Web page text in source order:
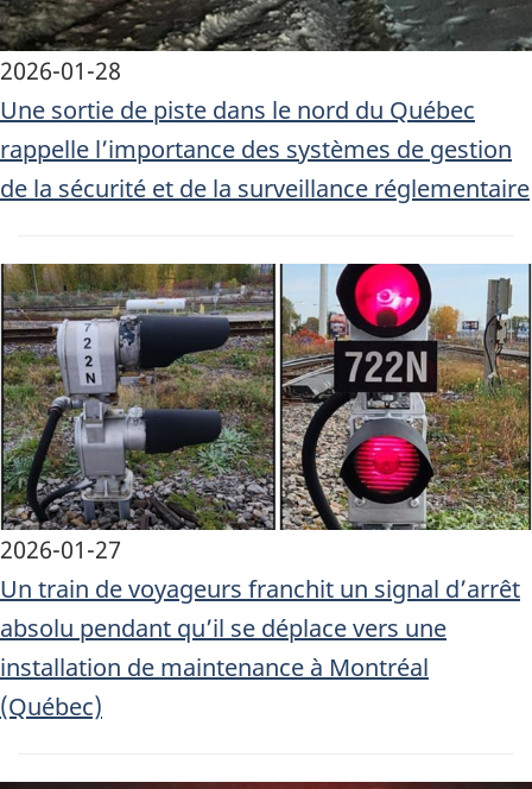
2026-01-28
Une sortie de piste dans le nord du Québec
rappelle l’importance des systèmes de gestion
de la sécurité et de la surveillance réglementaire
Image
2026-01-27
Un train de voyageurs franchit un signal d’arrêt
absolu pendant qu’il se déplace vers une
installation de maintenance à Montréal
(Québec)